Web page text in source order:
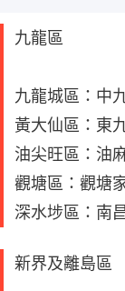
九龍區
九龍城區：中
黃大仙區：東
油尖旺區：油
觀塘區：觀塘
深水埗區：南
新界及離島區